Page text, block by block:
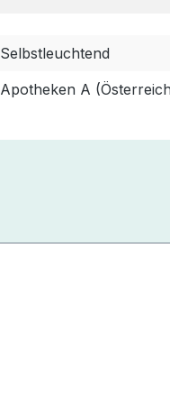
Selbstleuchtend
Apotheken A